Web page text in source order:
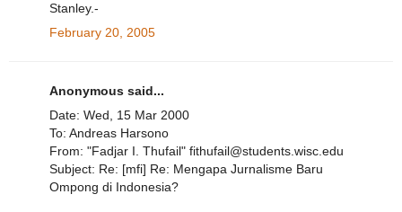
Stanley.-
February 20, 2005
Anonymous said...
Date: Wed, 15 Mar 2000
To: Andreas Harsono
From: "Fadjar I. Thufail" fithufail@students.wisc.edu
Subject: Re: [mfi] Re: Mengapa Jurnalisme Baru
Ompong di Indonesia?